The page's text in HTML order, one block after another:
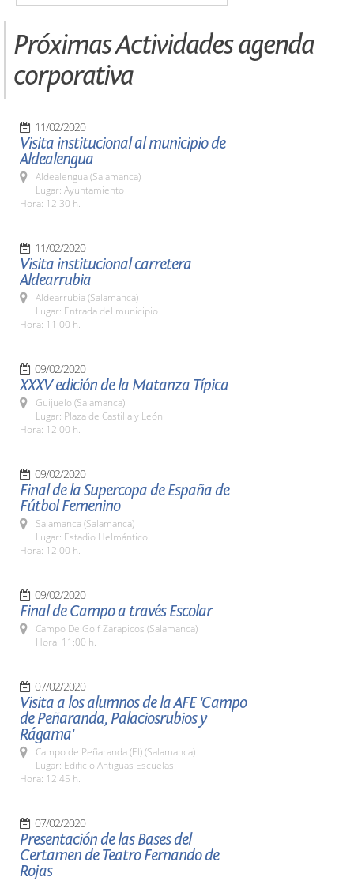
Próximas Actividades agenda
corporativa
11/02/2020
Visita institucional al municipio de
Aldealengua
Aldealengua (Salamanca)
Lugar: Ayuntamiento
Hora: 12:30 h.
11/02/2020
Visita institucional carretera
Aldearrubia
Aldearrubia (Salamanca)
Lugar: Entrada del municipio
Hora: 11:00 h.
09/02/2020
XXXV edición de la Matanza Típica
Guijuelo (Salamanca)
Lugar: Plaza de Castilla y León
Hora: 12:00 h.
09/02/2020
Final de la Supercopa de España de
Fútbol Femenino
Salamanca (Salamanca)
Lugar: Estadio Helmántico
Hora: 12:00 h.
09/02/2020
Final de Campo a través Escolar
Campo De Golf Zarapicos (Salamanca)
Hora: 11:00 h.
07/02/2020
Visita a los alumnos de la AFE 'Campo
de Peñaranda, Palaciosrubios y
Rágama'
Campo de Peñaranda (El) (Salamanca)
Lugar: Edificio Antiguas Escuelas
Hora: 12:45 h.
07/02/2020
Presentación de las Bases del
Certamen de Teatro Fernando de
Rojas